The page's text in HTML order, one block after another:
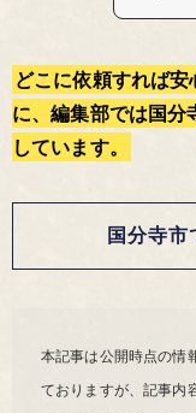
どこに依頼すれば
に、編集部では国分
しています。
国分寺
本記事は公開時点の情
ておりますが、記事内